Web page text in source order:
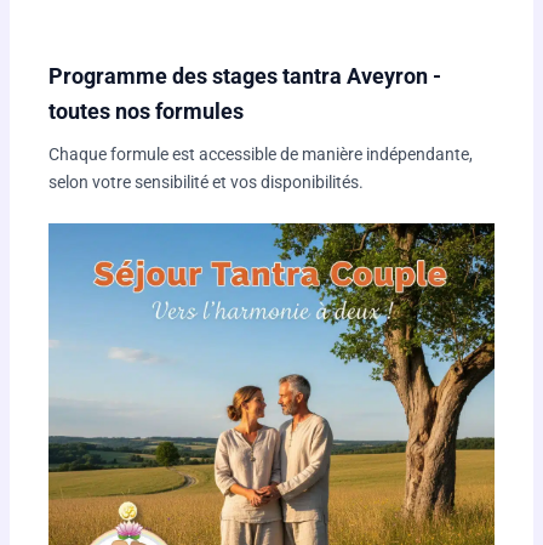
Programme des stages tantra Aveyron -
toutes nos formules
Chaque formule est accessible de manière indépendante,
selon votre sensibilité et vos disponibilités.